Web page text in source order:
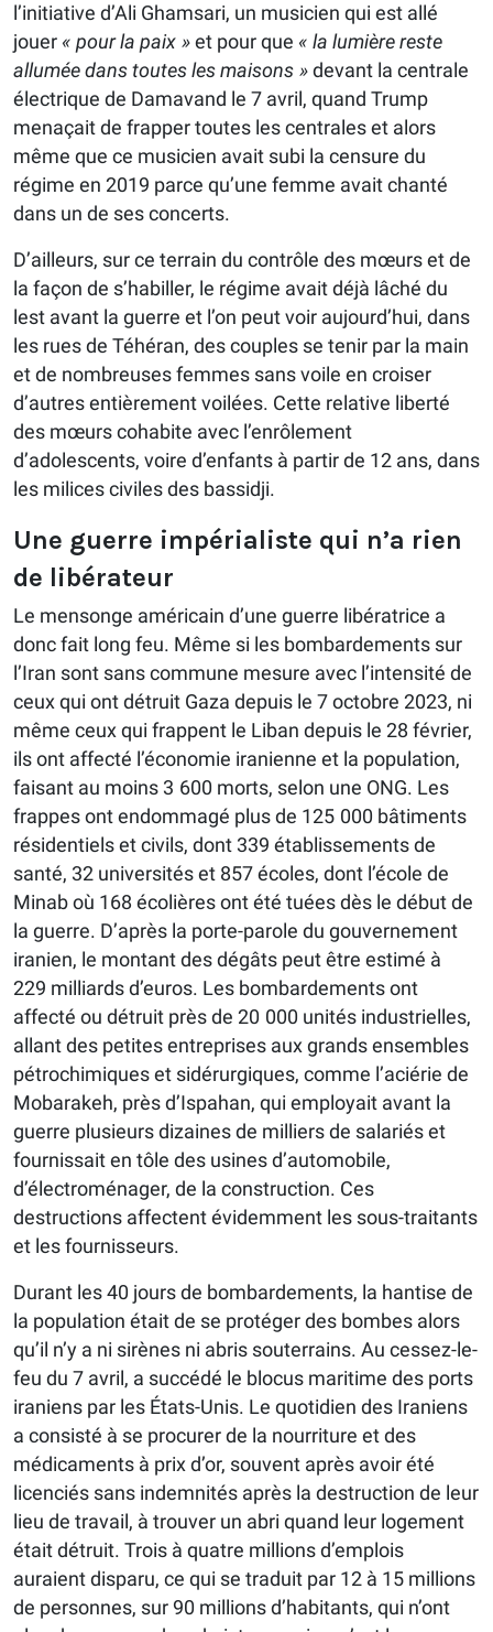
l’initiative d’Ali Ghamsari, un musicien qui est allé
jouer « pour la paix »et pour que « la lumière reste
allumée dans toutes les maisons »devant la centrale
électrique de Damavand le 7 avril, quand Trump
menaçait de frapper toutes les centrales et alors
même que ce musicien avait subi la censure du
régime en 2019 parce qu’une femme avait chanté
dans un de ses concerts.
D’ailleurs, sur ce terrain du contrôle des mœurs et de
la façon de s’habiller, le régime avait déjà lâché du
lest avant la guerre et l’on peut voir aujourd’hui, dans
les rues de Téhéran, des couples se tenir par la main
et de nombreuses femmes sans voile en croiser
d’autres entièrement voilées. Cette relative liberté
des mœurs cohabite avec l’enrôlement
d’adolescents, voire d’enfants à partir de 12 ans, dans
les milices civiles des bassidji.
Une guerre impérialiste qui n’a rien
de libérateur
Le mensonge américain d’une guerre libératrice a
donc fait long feu. Même si les bombardements sur
l’Iran sont sans commune mesure avec l’intensité de
ceux qui ont détruit Gaza depuis le 7 octobre 2023, ni
même ceux qui frappent le Liban depuis le 28 février,
ils ont affecté l’économie iranienne et la population,
faisant au moins 3 600 morts, selon une ONG. Les
frappes ont endommagé plus de 125 000 bâtiments
résidentiels et civils, dont 339 établissements de
santé, 32 universités et 857 écoles, dont l’école de
Minab où 168 écolières ont été tuées dès le début de
la guerre. D’après la porte-parole du gouvernement
iranien, le montant des dégâts peut être estimé à
229 milliards d’euros. Les bombardements ont
affecté ou détruit près de 20 000 unités industrielles,
allant des petites entreprises aux grands ensembles
pétrochimiques et sidérurgiques, comme l’aciérie de
Mobarakeh, près d’Ispahan, qui employait avant la
guerre plusieurs dizaines de milliers de salariés et
fournissait en tôle des usines d’automobile,
d’électroménager, de la construction. Ces
destructions affectent évidemment les sous-traitants
et les fournisseurs.
Durant les 40 jours de bombardements, la hantise de
la population était de se protéger des bombes alors
qu’il n’y a ni sirènes ni abris souterrains. Au cessez-le-
feu du 7 avril, a succédé le blocus maritime des ports
iraniens par les États-Unis. Le quotidien des Iraniens
a consisté à se procurer de la nourriture et des
médicaments à prix d’or, souvent après avoir été
licenciés sans indemnités après la destruction de leur
lieu de travail, à trouver un abri quand leur logement
était détruit. Trois à quatre millions d’emplois
auraient disparu, ce qui se traduit par 12 à 15 millions
de personnes, sur 90 millions d’habitants, qui n’ont